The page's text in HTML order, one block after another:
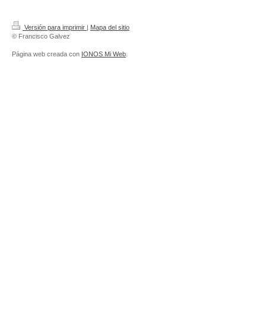
Versión para imprimir | Mapa del sitio
© Francisco Galvez
Página web creada con IONOS Mi Web